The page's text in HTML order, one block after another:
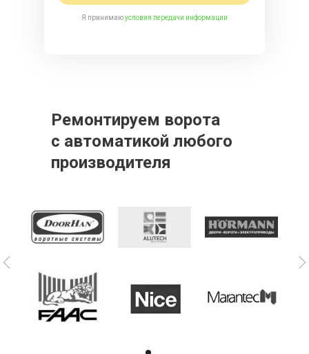
Я принимаюусловия передачи информации
Ремонтируем ворота
с автоматикой любого
производителя